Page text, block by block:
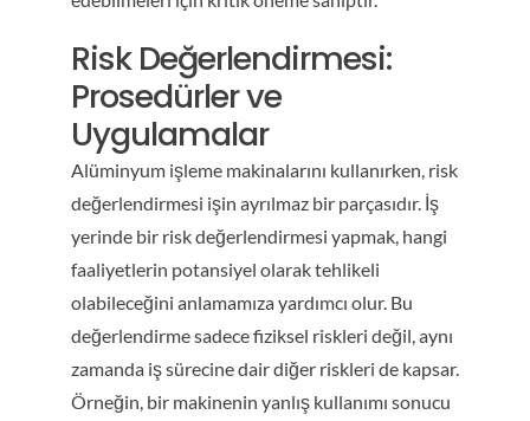
Risk Değerlendirmesi:
Prosedürler ve
Uygulamalar
Alüminyum işleme makinalarını kullanırken, risk
değerlendirmesi işin ayrılmaz bir parçasıdır. İş
yerinde bir risk değerlendirmesi yapmak, hangi
faaliyetlerin potansiyel olarak tehlikeli
olabileceğini anlamamıza yardımcı olur. Bu
değerlendirme sadece fiziksel riskleri değil, aynı
zamanda iş sürecine dair diğer riskleri de kapsar.
Örneğin, bir makinenin yanlış kullanımı sonucu